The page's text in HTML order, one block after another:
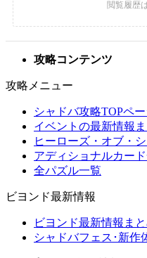
攻略コンテンツ
攻略メニュー
シャドバ攻略TOPペ
イベントの最新情報
ヒーローズ・オブ・
アディショナルカー
全パズル一覧
ビヨンド最新情報
ビヨンド最新情報ま
シャドバフェス･新作